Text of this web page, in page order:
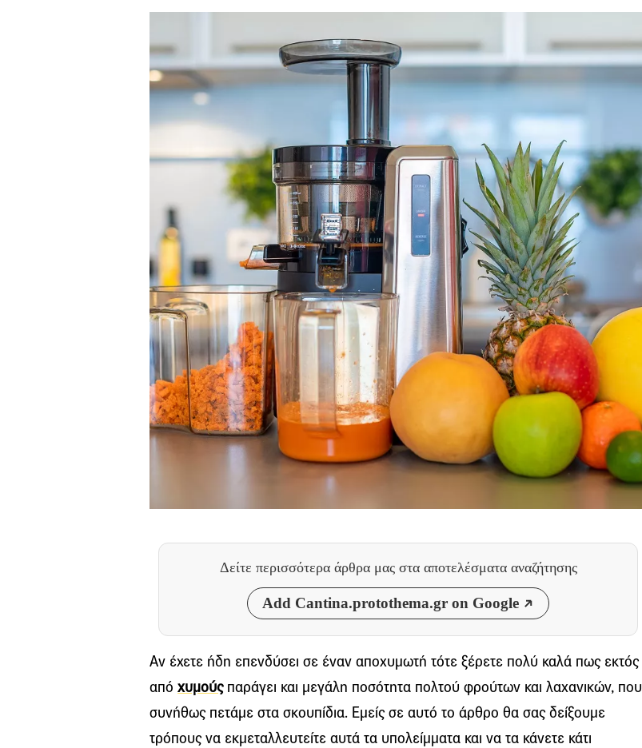
Δείτε περισσότερα άρθρα μας στα αποτελέσματα αναζήτησης
Add Cantina.protothema.gr on Google
Αν έχετε ήδη επενδύσει σε έναν αποχυμωτή τότε ξέρετε πολύ καλά πως εκτός
από χυμούςπαράγει και μεγάλη ποσότητα πολτού φρούτων και λαχανικών, που
συνήθως πετάμε στα σκουπίδια. Εμείς σε αυτό το άρθρο θα σας δείξουμε
τρόπους να εκμεταλλευτείτε αυτά τα υπολείμματα και να τα κάνετε κάτι